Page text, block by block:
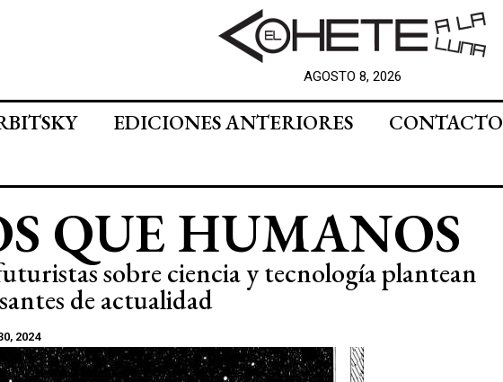
AGOSTO 8, 2026
EDICIONES ANTERIORES
CONTACTO
QUE HUMANOS
sobre ciencia y tecnología plantean
de actualidad
2024